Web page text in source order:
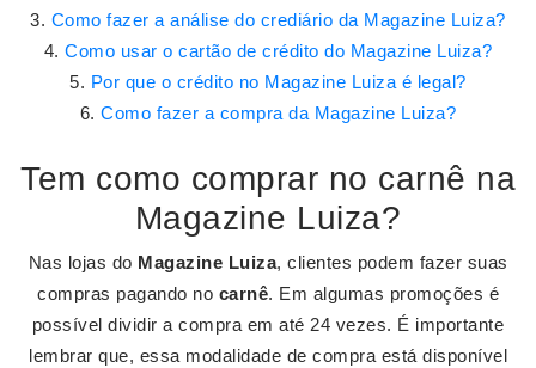
Como fazer a análise do crediário da Magazine Luiza?
Como usar o cartão de crédito do Magazine Luiza?
Por que o crédito no Magazine Luiza é legal?
Como fazer a compra da Magazine Luiza?
Tem como comprar no carnê na
Magazine Luiza?
Nas lojas do Magazine Luiza, clientes podem fazer suas
compras pagando no carnê. Em algumas promoções é
possível dividir a compra em até 24 vezes. É importante
lembrar que, essa modalidade de compra está disponível